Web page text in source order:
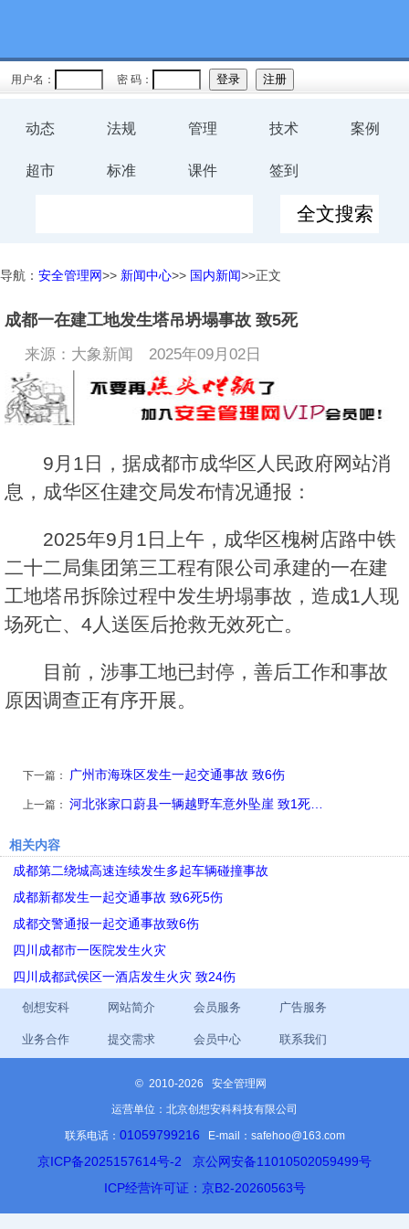
用户名： 密 码：
动态 法规 管理 技术 案例
超市 标准 课件 签到
导航： 安全管理网>> 新闻中心>> 国内新闻>>正文
成都一在建工地发生塔吊坍塌事故 致5死
来源：大象新闻 2025年09月02日
9月1日，据成都市成华区人民政府网站消
息，成华区住建交局发布情况通报：
2025年9月1日上午，成华区槐树店路中铁
二十二局集团第三工程有限公司承建的一在建
工地塔吊拆除过程中发生坍塌事故，造成1人现
场死亡、4人送医后抢救无效死亡。
目前，涉事工地已封停，善后工作和事故
原因调查正有序开展。
下一篇： 广州市海珠区发生一起交通事故 致6伤
上一篇： 河北张家口蔚县一辆越野车意外坠崖 致1死…
相关内容
成都第二绕城高速连续发生多起车辆碰撞事故
成都新都发生一起交通事故 致6死5伤
成都交警通报一起交通事故致6伤
四川成都市一医院发生火灾
四川成都武侯区一酒店发生火灾 致24伤
创想安科 网站简介 会员服务 广告服务
业务合作 提交需求 会员中心 联系我们
© 2010-2026 安全管理网
运营单位：北京创想安科科技有限公司
联系电话： 01059799216 E-mail：safehoo@163.com
京ICP备2025157614号-2
京公网安备11010502059499号
ICP经营许可证：京B2-20260563号